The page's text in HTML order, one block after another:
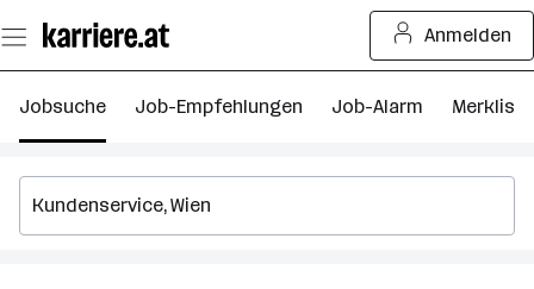
Seiteninhalt
springen
Anmelden
Jobsuche Job-Empfehlungen Job-Alarm Merkliste